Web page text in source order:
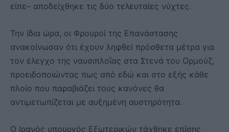
είπε– αποδείχθηκε τις δύο τελευταίες νύχτες.
Την ίδια ώρα, οι Φρουροί της Επανάστασης
ανακοίνωσαν ότι έχουν ληφθεί πρόσθετα μέτρα για
τον έλεγχο της ναυσιπλοΐας στα Στενά του Ορμούζ,
προειδοποιώντας πως από εδώ και στο εξής κάθε
πλοίο που παραβιάζει τους κανόνες θα
αντιμετωπίζεται με αυξημένη αυστηρότητα.
Ο Ιρανός υπουργός Εξωτερικών τάχθηκε επίσης